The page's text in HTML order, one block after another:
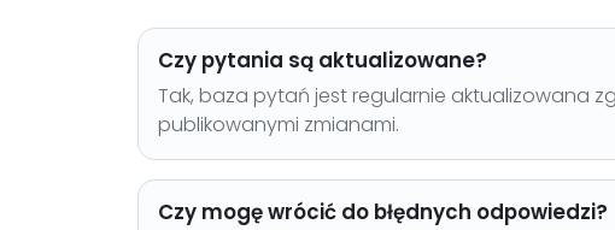
Czy pytania są aktualizowane?
Tak, baza pytań jest regularnie aktualizowana
publikowanymi zmianami.
Czy mogę wrócić do błędnych odpowiedzi?